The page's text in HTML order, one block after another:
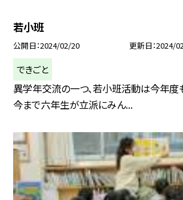
若小班
公開日 2024/02/20 更新日 2024/
できごと
異学年交流の一つ、若小班活動は今年度
今まで六年生が立派にみん...